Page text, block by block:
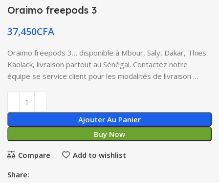
Oraimo freepods 3
37,450CFA
Oraimo freepods 3… disponible à Mbour, Saly, Dakar, Thies
Kaolack, livraison partout au Sénégal. Contactez notre
équipe se service client pour les modalités de livraison …
Ajouter Au Panier
Buy Now
Compare Add to wishlist
Share: